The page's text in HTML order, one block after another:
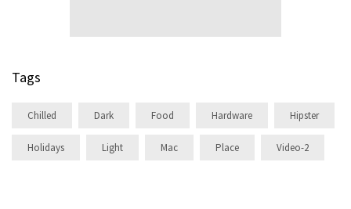
Tags
Chilled Dark Food Hardware Hipster
Holidays Light Mac Place Video-2